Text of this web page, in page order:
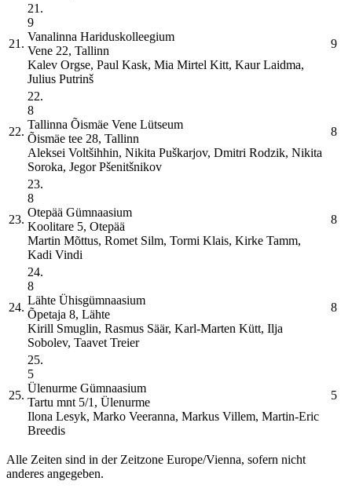
21.
21.
9
Vanalinna Hariduskolleegium
Vene 22, Tallinn
Kalev Orgse, Paul Kask, Mia Mirtel Kitt, Kaur Laidma,
Julius Putrinš
9
22.
22.
8
Tallinna Õismäe Vene Lütseum
Õismäe tee 28, Tallinn
Aleksei Voltšihhin, Nikita Puškarjov, Dmitri Rodzik, Nikita
Soroka, Jegor Pšenitšnikov
8
23.
23.
8
Otepää Gümnaasium
Koolitare 5, Otepää
Martin Mõttus, Romet Silm, Tormi Klais, Kirke Tamm,
Kadi Vindi
8
24.
24.
8
Lähte Ühisgümnaasium
Õpetaja 8, Lähte
Kirill Smuglin, Rasmus Säär, Karl-Marten Kütt, Ilja
Sobolev, Taavet Treier
8
25.
25.
5
Ülenurme Gümnaasium
Tartu mnt 5/1, Ülenurme
Ilona Lesyk, Marko Veeranna, Markus Villem, Martin-Eric
Breedis
5
Alle Zeiten sind in der Zeitzone Europe/Vienna, sofern nicht
anderes angegeben.